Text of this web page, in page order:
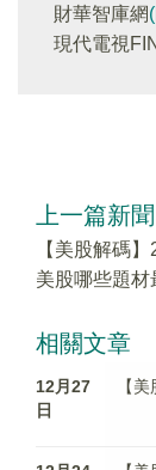
財華智庫網
現代電視
上一篇新聞
【美股解碼】
美股哪些題材
相關文章
12月27
日
【